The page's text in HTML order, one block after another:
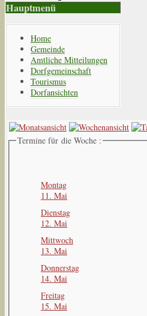
Hauptmenü
Home
Gemeinde
Amtliche Mitteilungen
Dorfgemeinschaft
Tourismus
Dorfansichten
Termine für die Woche :
Montag
11. Mai
Dienstag
12. Mai
Mittwoch
13. Mai
Donnerstag
14. Mai
Freitag
15. Mai